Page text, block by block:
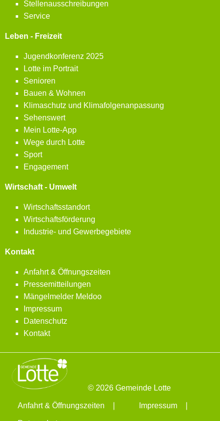
Stellenausschreibungen
Service
Leben - Freizeit
Jugendkonferenz 2025
Lotte im Portrait
Senioren
Bauen & Wohnen
Klimaschutz und Klimafolgenanpassung
Sehenswert
Mein Lotte-App
Wege durch Lotte
Sport
Engagement
Wirtschaft - Umwelt
Wirtschaftsstandort
Wirtschaftsförderung
Industrie- und Gewerbegebiete
Kontakt
Anfahrt & Öffnungszeiten
Pressemitteilungen
Mängelmelder Meldoo
Impressum
Datenschutz
Kontakt
© 2026 Gemeinde Lotte
Anfahrt & Öffnungszeiten Impressum